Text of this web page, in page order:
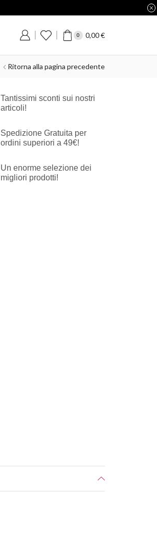
0 0,00€
Ritorna alla pagina precedente
Tantissimi sconti sui nostri
articoli!
Spedizione Gratuita per
ordini superiori a 49€!
Un enorme selezione dei
migliori prodotti!